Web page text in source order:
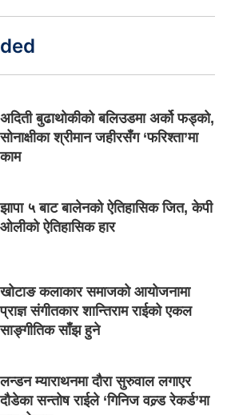
अदिती बुढाथोकीको बलिउडमा अर्को फड्को,
सोनाक्षीका श्रीमान जहीरसँग ‘फरिश्ता’मा
काम
झापा ५ बाट बालेनको ऐतिहासिक जित, केपी
ओलीको ऐतिहासिक हार
खोटाङ कलाकार समाजको आयोजनामा
प्राज्ञ संगीतकार शान्तिराम राईको एकल
साङ्गीतिक साँझ हुने
लन्डन म्याराथनमा दौरा सुरुवाल लगाएर
दौडेका सन्तोष राईले ‘गिनिज वल्र्ड रेकर्ड’मा